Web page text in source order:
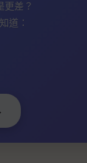
更差？
道：